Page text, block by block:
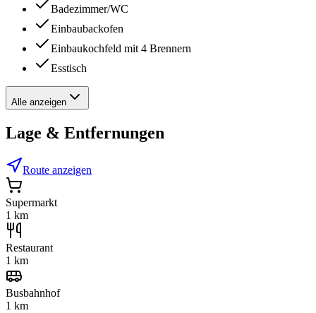
Badezimmer/WC
Einbaubackofen
Einbaukochfeld mit 4 Brennern
Esstisch
Alle anzeigen
Lage & Entfernungen
Route anzeigen
Supermarkt
1 km
Restaurant
1 km
Busbahnhof
1 km